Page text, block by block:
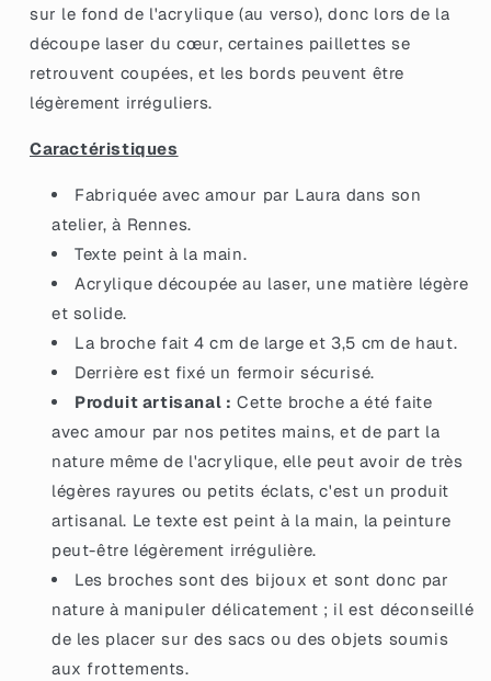
sur le fond de l'acrylique (au verso), donc lors de la
découpe laser du cœur, certaines paillettes se
retrouvent coupées, et les bords peuvent être
légèrement irréguliers.
Caractéristiques
Fabriquée avec amour par Laura dans son
atelier, à Rennes.
Texte peint à la main.
Acrylique découpée au laser, une matière légère
et solide.
La broche fait 4 cm de large et 3,5 cm de haut.
Derrière est fixé un fermoir sécurisé.
Produit artisanal : Cette broche a été faite
avec amour par nos petites mains, et de part la
nature même de l'acrylique, elle peut avoir de très
légères rayures ou petits éclats, c'est un produit
artisanal. Le texte est peint à la main, la peinture
peut-être légèrement irrégulière.
Les broches sont des bijoux et sont donc par
nature à manipuler délicatement ; il est déconseillé
de les placer sur des sacs ou des objets soumis
aux frottements.